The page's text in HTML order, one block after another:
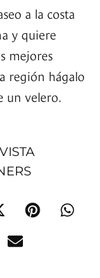
a la costa
y quiere
mejores
región hágalo
un velero.